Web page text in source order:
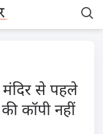
से पहले
कॉपी नहीं